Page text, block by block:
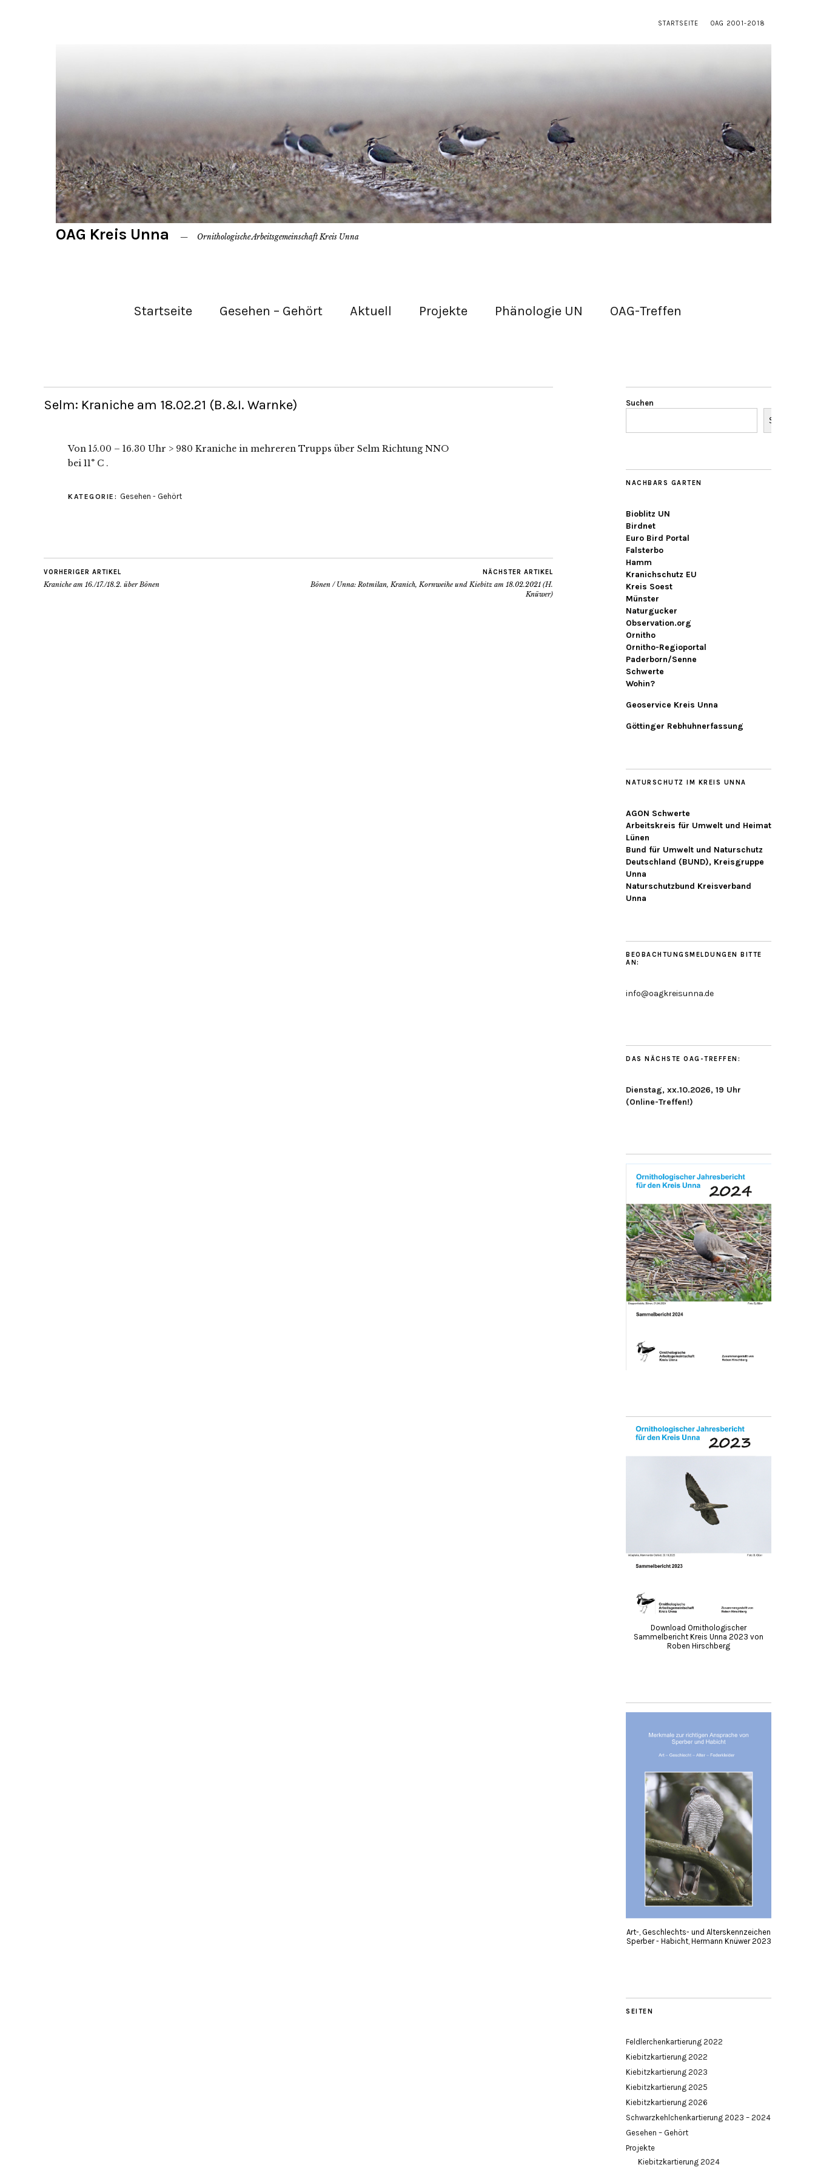
STARTSEITE OAG 2001-2018
OAG Kreis Unna Ornithologische Arbeitsgemeinschaft Kreis Unna
Startseite Gesehen – Gehört Aktuell Projekte Phänologie UN OAG-Treffen
Selm: Kraniche am 18.02.21 (B.&I. Warnke)
Von 15.00 – 16.30 Uhr > 980 Kraniche in mehreren Trupps über Selm Richtung NNO
bei 11° C .
KATEGORIE: Gesehen - Gehört
VORHERIGER ARTIKEL
Kraniche am 16./17./18.2. über Bönen
NÄCHSTER ARTIKEL
Bönen / Unna: Rotmilan, Kranich, Kornweihe und Kiebitz am 18.02.2021 (H.
Knüwer)
Suchen
Suchen
NACHBARS GARTEN
Bioblitz UN
Birdnet
Euro Bird Portal
Falsterbo
Hamm
Kranichschutz EU
Kreis Soest
Münster
Naturgucker
Observation.org
Ornitho
Ornitho-Regioportal
Paderborn/Senne
Schwerte
Wohin?
Geoservice Kreis Unna
Göttinger Rebhuhnerfassung
NATURSCHUTZ IM KREIS UNNA
AGON Schwerte
Arbeitskreis für Umwelt und Heimat
Lünen
Bund für Umwelt und Naturschutz
Deutschland (BUND), Kreisgruppe
Unna
Naturschutzbund Kreisverband
Unna
BEOBACHTUNGSMELDUNGEN BITTE
AN:
info@oagkreisunna.de
DAS NÄCHSTE OAG-TREFFEN:
Dienstag, xx.10.2026, 19 Uhr
(Online-Treffen!)
Download Ornithologischer
Sammelbericht Kreis Unna 2023 von
Roben Hirschberg
Art-, Geschlechts- und Alterskennzeichen
Sperber - Habicht, Hermann Knüwer 2023
SEITEN
Feldlerchenkartierung 2022
Kiebitzkartierung 2022
Kiebitzkartierung 2023
Kiebitzkartierung 2025
Kiebitzkartierung 2026
Schwarzkehlchenkartierung 2023 – 2024
Gesehen – Gehört
Projekte
Kiebitzkartierung 2024